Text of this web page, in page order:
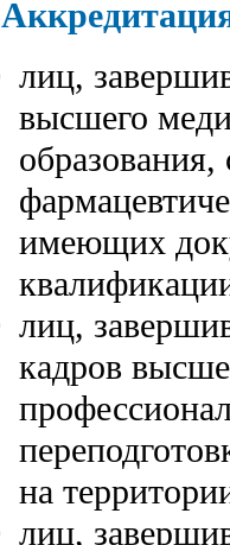
лиц,
высшего
имеющих
лиц,
кадров
на
лиц,